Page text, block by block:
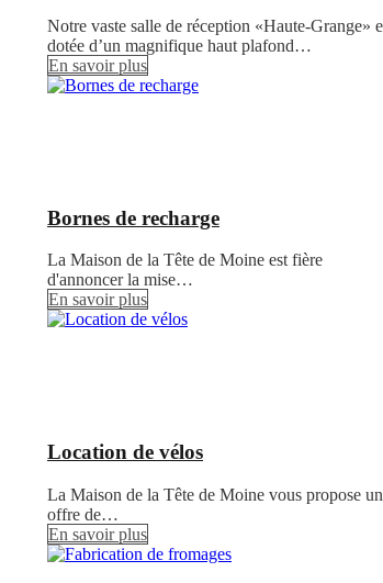
Notre vaste salle de réception «Haute-Grange»
dotée d’un magnifique haut plafond…
En savoir plus
Bornes de recharge
La Maison de la Tête de Moine est fière
d'annoncer la mise…
En savoir plus
Location de vélos
La Maison de la Tête de Moine vous propose
offre de…
En savoir plus